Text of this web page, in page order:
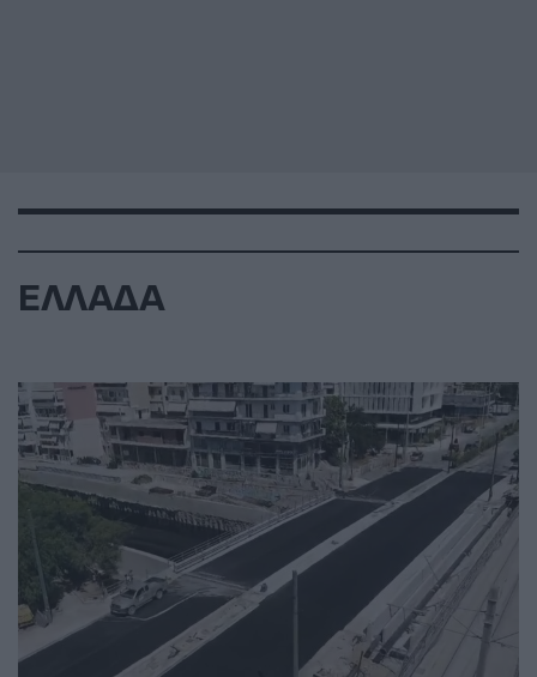
ΕΛΛΑΔΑ